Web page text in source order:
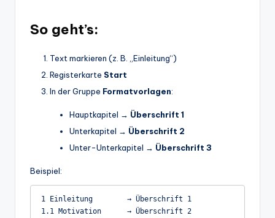
So geht’s:
Text markieren (z. B. „Einleitung“)
Registerkarte Start
In der Gruppe Formatvorlagen:
Hauptkapitel → Überschrift 1
Unterkapitel → Überschrift 2
Unter-Unterkapitel → Überschrift 3
Beispiel:
1 Einleitung        → Überschrift 1
1.1 Motivation      → Überschrift 2